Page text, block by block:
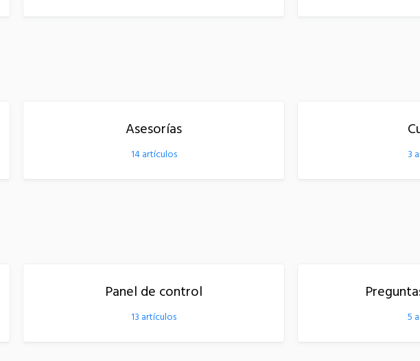
Asesorías
14artículos 3
Panel de control
13 artículos 5